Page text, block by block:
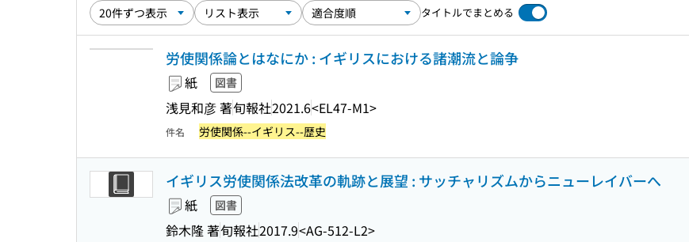
タイトルでまとめる
労使関係論とはなにか : イギリスにおける諸潮流と論争
紙 図書
浅見和彦 著旬報社2021.6<EL47-M1>
件名 労使関係--イギリス--歴史
イギリス労使関係法改革の軌跡と展望 : サッチャリズムからニューレイバーへ
紙 図書
鈴木隆 著旬報社2017.9<AG-512-L2>